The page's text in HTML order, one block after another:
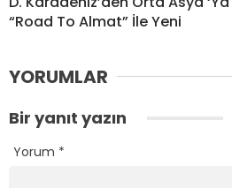
“Road To Almat” İle Yeni
YORUMLAR
Bir yanıt yazın
Yorum *